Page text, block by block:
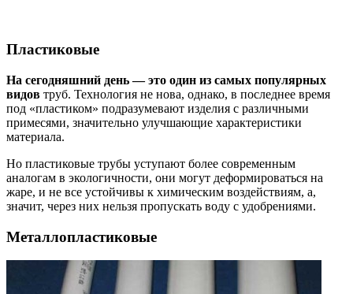
Пластиковые
На сегодняшний день — это один из самых популярных
видов труб. Технология не нова, однако, в последнее время
под «пластиком» подразумевают изделия с различными
примесями, значительно улучшающие характеристики
материала.
Но пластиковые трубы уступают более современным
аналогам в экологичности, они могут деформироваться на
жаре, и не все устойчивы к химическим воздействиям, а,
значит, через них нельзя пропускать воду с удобрениями.
Металлопластиковые